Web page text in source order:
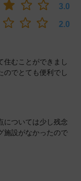
3.0
2.0
住むことができまし
のでとても便利でし
については少し残念
施設がなかったので